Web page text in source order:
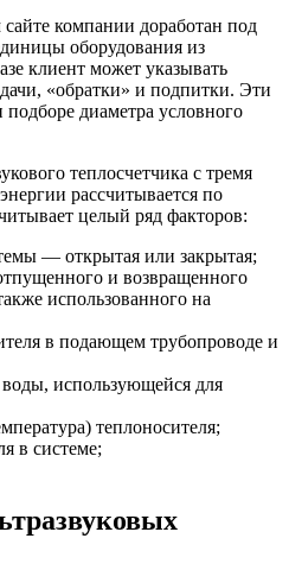
компании доработан под
оборудования из
клиент может указывать
«обратки» и подпитки. Эти
диаметра условного
теплосчетчика с тремя
рассчитывается по
целый ряд факторов:
— открытая или закрытая;
и возвращенного
использованного на
в подающем трубопроводе и
использующейся для
теплоносителя;
в системе;